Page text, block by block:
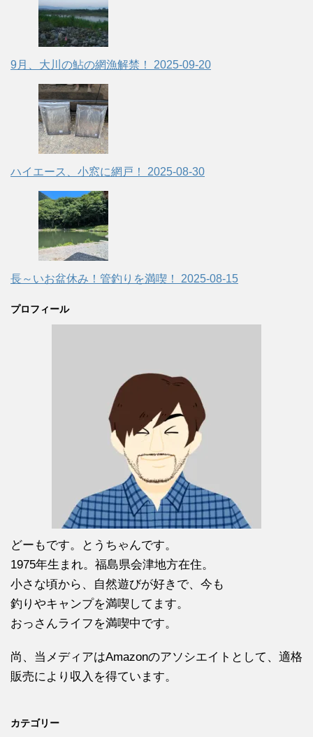
9月、大川の鮎の網漁解禁！ 2025-09-20
ハイエース、小窓に網戸！ 2025-08-30
長～いお盆休み！管釣りを満喫！ 2025-08-15
プロフィール
どーもです。とうちゃんです。
1975年生まれ。福島県会津地方在住。
小さな頃から、自然遊びが好きで、今も
釣りやキャンプを満喫してます。
おっさんライフを満喫中です。
尚、当メディアはAmazonのアソシエイトとして、適格
販売により収入を得ています。
カテゴリー